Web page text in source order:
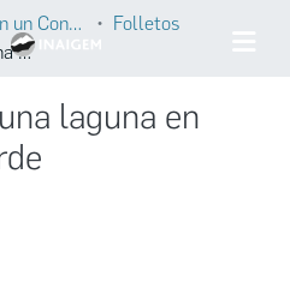
Dinámica Glaciar en un Contexto de Cambio Climático
Folletos
PALCACOCHA, una laguna en riesgo de desborde
laguna en